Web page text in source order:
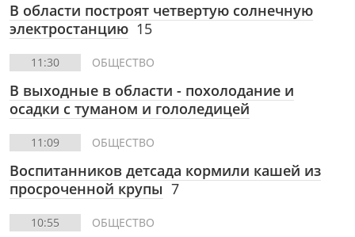
В области построят четвертую солнечную
электростанцию 15
11:30 ОБЩЕСТВО
В выходные в области - похолодание и
осадки с туманом и гололедицей
11:09 ОБЩЕСТВО
Воспитанников детсада кормили кашей из
просроченной крупы 7
10:55 ОБЩЕСТВО